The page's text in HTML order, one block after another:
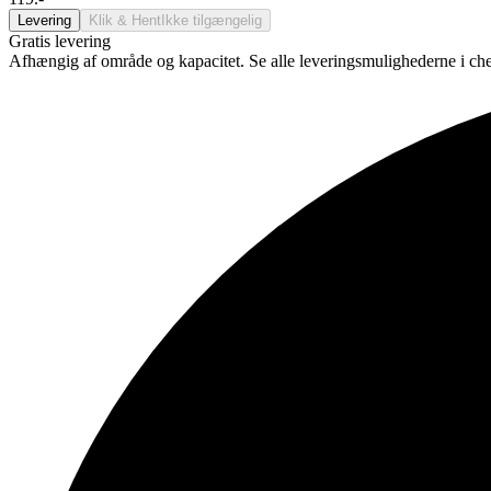
Levering Klik & Hent Ikke tilgængelig
Gratis levering
Afhængig af område og kapacitet. Se alle leveringsmulighederne i